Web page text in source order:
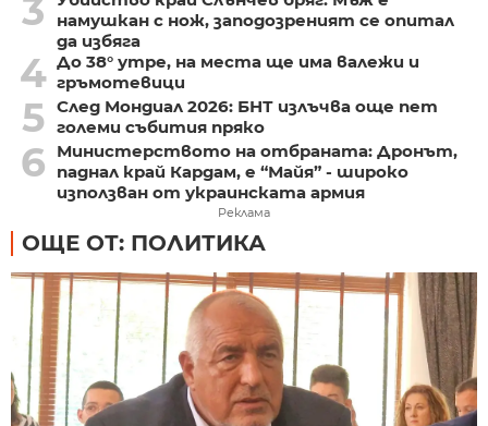
3
намушкан с нож, заподозреният се опитал
да избяга
4 До 38° утре, на места ще има валежи и
гръмотевици
5 След Мондиал 2026: БНТ излъчва още пет
големи събития пряко
6
Министерството на отбраната: Дронът,
паднал край Кардам, е “Майя” - широко
използван от украинската армия
Реклама
ОЩЕ ОТ: ПОЛИТИКА